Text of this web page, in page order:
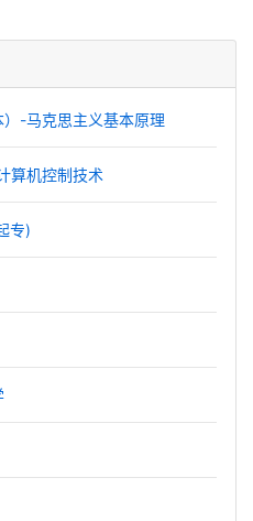
-马克思主义基本原理
算机控制技术
专)